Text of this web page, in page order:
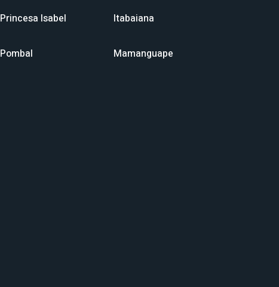
Princesa Isabel Itabaiana
Pombal Mamanguape